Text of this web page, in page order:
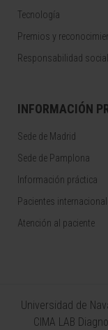
Tecnología
Premios y
Responsabilidad
INFORMACIÓN
Sede de Madrid
Sede de Pamplona
Información práctica
Pacientes
Atención al paciente
Universidad de
CIMA LAB